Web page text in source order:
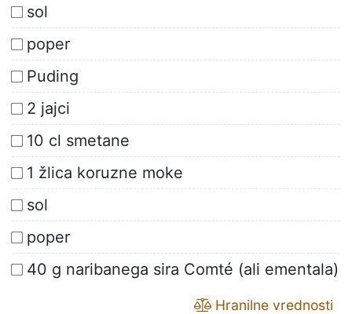
sol
poper
Puding
2 jajci
10 cl smetane
1 žlica koruzne moke
sol
poper
40 g naribanega sira Comté (ali ementala)
Hranilne vrednosti